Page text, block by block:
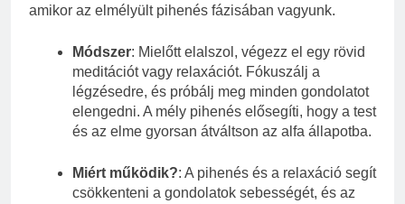
amikor az elmélyült pihenés fázisában vagyunk.
Módszer: Mielőtt elalszol, végezz el egy rövid
meditációt vagy relaxációt. Fókuszálj a
légzésedre, és próbálj meg minden gondolatot
elengedni. A mély pihenés elősegíti, hogy a test
és az elme gyorsan átváltson az alfa állapotba.
Miért működik?: A pihenés és a relaxáció segít
csökkenteni a gondolatok sebességét, és az